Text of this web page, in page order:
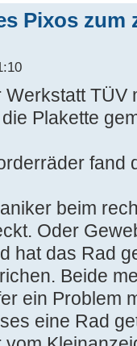
Pixos zum
TÜV
Plakette
fand
beim
Oder
hat das Rad
Beide
ein Problem
eine Rad